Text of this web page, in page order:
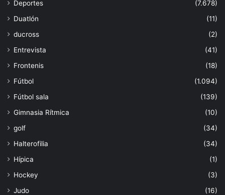
Deportes
(7.678)
Duatlón
(11)
ducross
(2)
Entrevista
(41)
Frontenis
(18)
Fútbol
(1.094)
Fútbol sala
(139)
Gimnasia Rítmica
(10)
golf
(34)
Halterofilia
(34)
Hípica
(1)
Hockey
(3)
Judo
(16)